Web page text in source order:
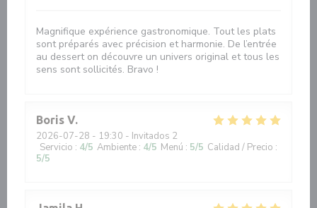
Magnifique expérience gastronomique. Tout les plats
sont préparés avec précision et harmonie. De l’entrée
au dessert on découvre un univers original et tous les
sens sont sollicités. Bravo !
Boris V
2026-07-28 - 19:30 - Invitados 2
Servicio : 4/5 Ambiente : 4/5 Menú : 5/5 Calidad / Precio :
5/5